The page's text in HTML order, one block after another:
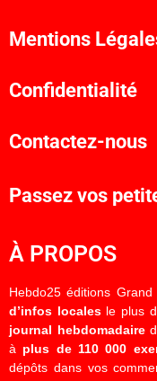
Mentions
Confidentialité
Contactez-nous
Passez vos
À PROPOS
Hebdo25 éditions
d’infos localesle plus
journal hebdomadaire
à plus de 110 000
dépôts dans vos